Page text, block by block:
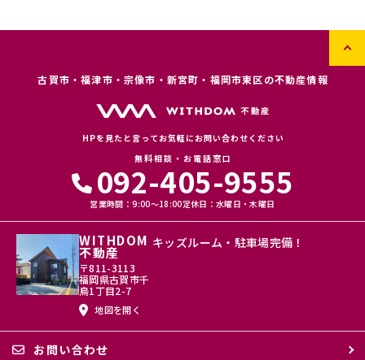
古賀市・福津市・宗像市・新宮町・福岡市東区の不動産情報
HPを見たと言ってお気軽にお問い合わせください
無料相談・お電話窓口
092-405-9555
営業時間：9:00〜18:00定休日：水曜日・木曜日
WITHDOM
不動産
〒811-3113
福岡県古賀市千
鳥1丁目2-7
地図を開く
キッズルーム・駐車場完備！
お問い合わせ